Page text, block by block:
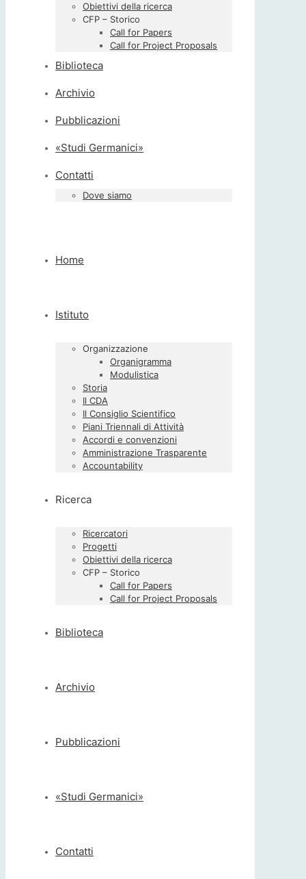
Obiettivi della ricerca
CFP – Storico
Call for Papers
Call for Project Proposals
Biblioteca
Archivio
Pubblicazioni
«Studi Germanici»
Contatti
Dove siamo
Home
Istituto
Organizzazione
Organigramma
Modulistica
Storia
Il CDA
Il Consiglio Scientifico
Piani Triennali di Attività
Accordi e convenzioni
Amministrazione Trasparente
Accountability
Ricerca
Ricercatori
Progetti
Obiettivi della ricerca
CFP – Storico
Call for Papers
Call for Project Proposals
Biblioteca
Archivio
Pubblicazioni
«Studi Germanici»
Contatti